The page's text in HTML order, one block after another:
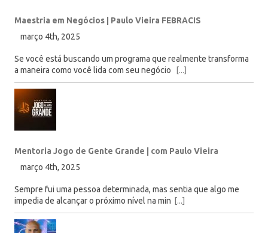
Maestria em Negócios | Paulo Vieira FEBRACIS
março 4th, 2025
Se você está buscando um programa que realmente transforma
a maneira como você lida com seu negócio
[...]
Mentoria Jogo de Gente Grande | com Paulo Vieira
março 4th, 2025
Sempre fui uma pessoa determinada, mas sentia que algo me
impedia de alcançar o próximo nível na min [...]